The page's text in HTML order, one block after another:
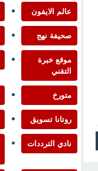
عالم الايفون
صحيفة نهج
موقع خبرة
التقني
متورخ
روتانا تسويق
نادي الترددات